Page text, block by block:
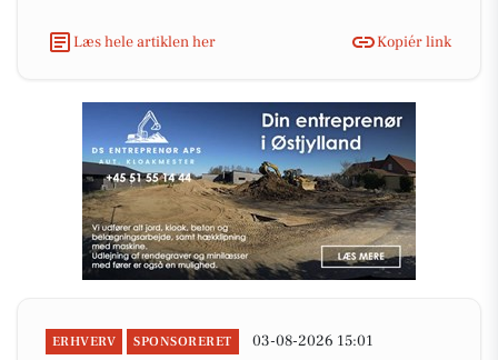
Læs hele artiklen her Kopiér link
ERHVERV SPONSORERET 03-08-2026 15:01